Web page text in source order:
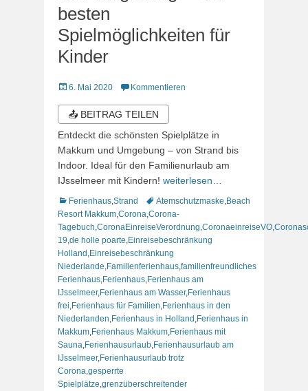
besten
Spielmöglichkeiten für
Kinder
Veröffentlicht
6. Mai 2020 Kommentieren
📤 BEITRAG TEILEN
Entdeckt die schönsten Spielplätze in
Makkum und Umgebung – von Strand bis
Indoor. Ideal für den Familienurlaub am
IJsselmeer mit Kindern! weiterlesen…
Kategorien
Ferienhaus Strand Schlagworte
Atemschutzmaske Beach
Resort Makkum Corona Corona-
Tagebuch CoronaEinreiseVerordnung CoronaeinreiseVO
19 de holle poarte Einreisebeschränkung
Holland Einreisebeschränkung
Niederlande Familienferienhaus familienfreundliches
Ferienhaus Ferienhaus Ferienhaus am
IJsselmeer, Ferienhaus am Wasser, Ferienhaus
frei Ferienhaus für Familien Ferienhaus in den
Niederlanden Ferienhaus in Holland Ferienhaus in
Makkum Ferienhaus Makkum Ferienhaus mit
Sauna Ferienhausurlaub Ferienhausurlaub am
IJsselmeer, Ferienhausurlaub trotz
Corona gesperrte
Spielplätze grenzüberschreitender